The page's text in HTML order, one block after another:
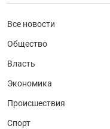
Все новости
Общество
Власть
Экономика
Происшествия
Спорт